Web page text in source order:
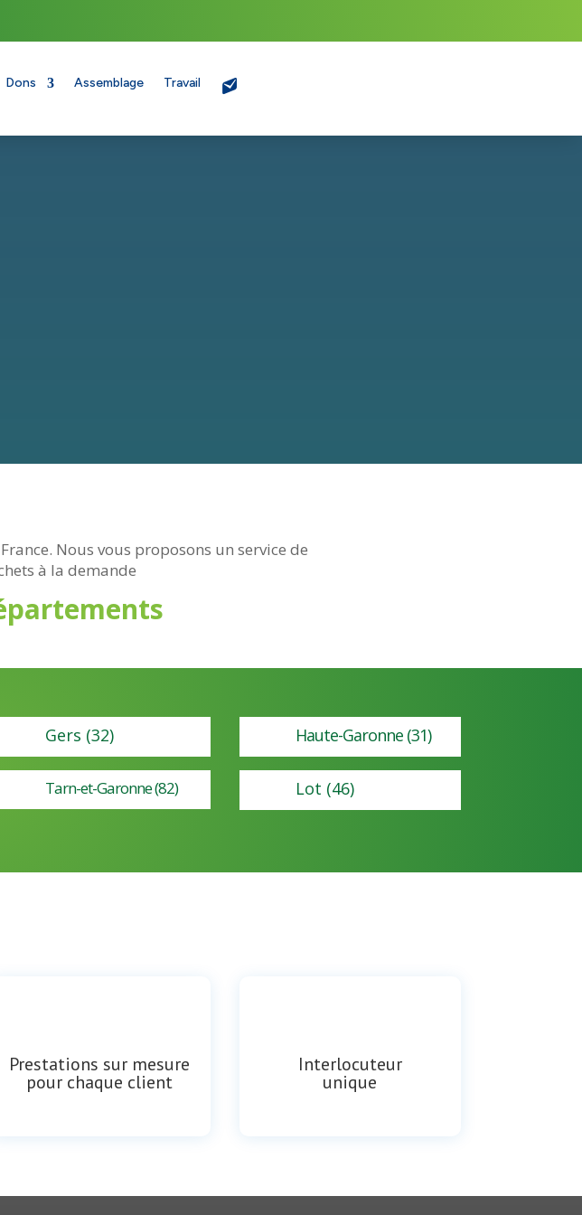
Dons Assemblage Travail
Nous vous proposons un service de
à la demande
Gers (32) Haute-Garonne (31)
Tarn-et-Garonne (82) Lot (46)
Prestations sur mesure
pour chaque client
Interlocuteur
unique